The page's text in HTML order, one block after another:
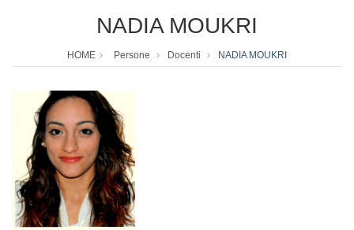
NADIA MOUKRI
HOME Persone Docenti NADIA MOUKRI